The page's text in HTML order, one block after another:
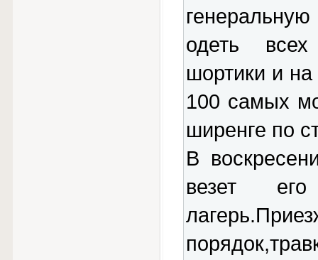
одеть
шортики и
100 самых
ширенге по
В
везет его